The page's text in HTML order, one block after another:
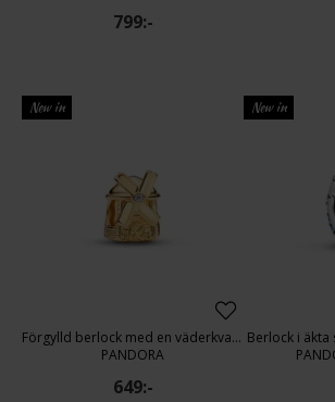
799:-
New in
Förgylld berlock med en väderkvarn
PANDORA
649:-
New in
Berlock i